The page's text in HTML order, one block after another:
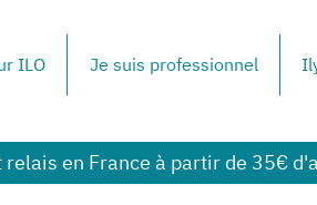
ILO Je suis professionnel
en France à partir de 35€